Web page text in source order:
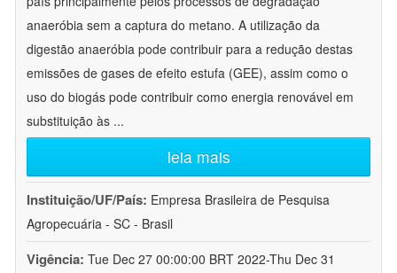
anaeróbia sem a captura do metano. A utilização da
digestão anaeróbia pode contribuir para a redução destas
emissões de gases de efeito estufa (GEE), assim como o
uso do biogás pode contribuir como energia renovável em
substituição às ...
leia mais
Instituição/UF/País: Empresa Brasileira de Pesquisa
Agropecuária - SC - Brasil
Vigência: Tue Dec 27 00:00:00 BRT 2022-Thu Dec 31